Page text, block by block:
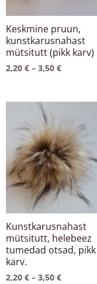
Keskmine pruun,
kunstkarusnahast
mütsitutt (pikk karv)
2,20 € – 3,50 €
saab
teha
tootelehel.
Kunstkarusnahast
mütsitutt, helebeez
tumedad otsad, pikk
karv.
2,20 € – 3,50 €
kuni
3,50 €
tootel
mitu
varianti.
Valikuid
saab
teha
tootelehel.